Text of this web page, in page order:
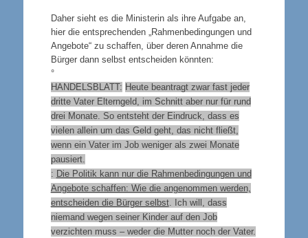
Daher sieht es die Ministerin als ihre Aufgabe an,
hier die entsprechenden „Rahmenbedingungen und
Angebote“ zu schaffen, über deren Annahme die
Bürger dann selbst entscheiden könnten:
°
HANDELSBLATT: Heute beantragt zwar fast jeder
dritte Vater Elterngeld, im Schnitt aber nur für rund
drei Monate. So entsteht der Eindruck, dass es
vielen allein um das Geld geht, das nicht fließt,
wenn ein Vater im Job weniger als zwei Monate
pausiert.
: Die Politik kann nur die Rahmenbedingungen und
Angebote schaffen: Wie die angenommen werden,
entscheiden die Bürger selbst. Ich will, dass
niemand wegen seiner Kinder auf den Job
verzichten muss – weder die Mutter noch der Vater.